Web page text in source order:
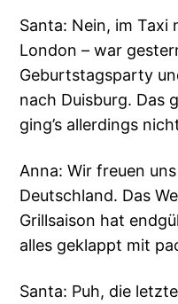
Santa: Nein, im Taxi
London – war
Geburtstagsparty
nach Duisburg. Das
ging’s allerdings
Anna: Wir freuen
Deutschland. Das
Grillsaison hat
alles geklappt mit
Santa: Puh, die